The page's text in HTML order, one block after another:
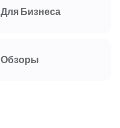
Для Бизнеса
Обзоры